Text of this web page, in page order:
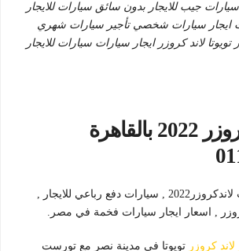
جيب للايجار بدون سائق سيارات للايجار
ايجار سيارات شخصي تأجير سيارات شهري
تويوتا لاند كروزر ايجار سيارات سيارات للايجار
تأجير لاند كروزر 2022 بالقاهرة
بالتالي ايجار سيارات لاندكروزر2022 , سيارات دفع رباعي للايجار ,
, اسعار ايجار سيارات فخمة في مصر.
لاند كروزر تويوتا في مدينة نصر مع تورست